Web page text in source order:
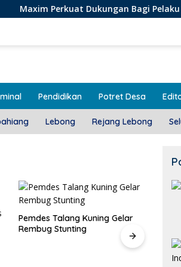
Dukungan Bagi Pelaku Usaha
Pendidikan Potret Desa
Lebong Rejang Lebong
Door To Door, 3 KPM Desa
Mekar Jaya Terima BLT-DD!